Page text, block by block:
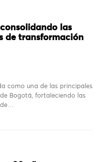
las
de transformación
como una de las principales
Bogotá, fortaleciendo las
de…